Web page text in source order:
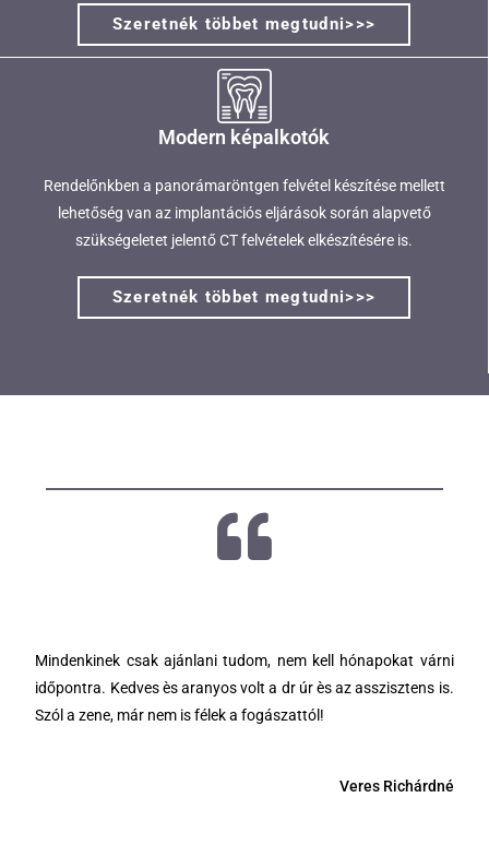
Szeretnék többet megtudni>>>
Modern képalkotók
Rendelőnkben a panorámaröntgen felvétel készítése mellett
lehetőség van az implantációs eljárások során alapvető
szükségeletet jelentő CT felvételek elkészítésére is.
Szeretnék többet megtudni>>>
Mindenkinek csak ajánlani tudom, nem kell hónapokat várni
időpontra. Kedves ès aranyos volt a dr úr ès az asszisztens is.
Szól a zene, már nem is félek a fogászattól!
Veres Richárdné